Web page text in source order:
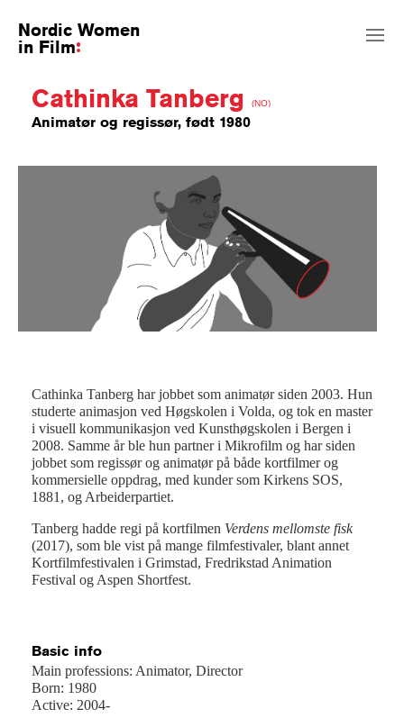
Nordic Women
in Film
Cathinka Tanberg (NO)
Animatør og regissør, født 1980
Cathinka Tanberg har jobbet som animatør siden 2003. Hun
studerte animasjon ved Høgskolen i Volda, og tok en master
i visuell kommunikasjon ved Kunsthøgskolen i Bergen i
2008. Samme år ble hun partner i Mikrofilm og har siden
jobbet som regissør og animatør på både kortfilmer og
kommersielle oppdrag, med kunder som Kirkens SOS,
1881, og Arbeiderpartiet.
Tanberg hadde regi på kortfilmen Verdens mellomste fisk
(2017), som ble vist på mange filmfestivaler, blant annet
Kortfilmfestivalen i Grimstad, Fredrikstad Animation
Festival og Aspen Shortfest.
Basic info
Main professions: Animator, Director
Born: 1980
Active: 2004-